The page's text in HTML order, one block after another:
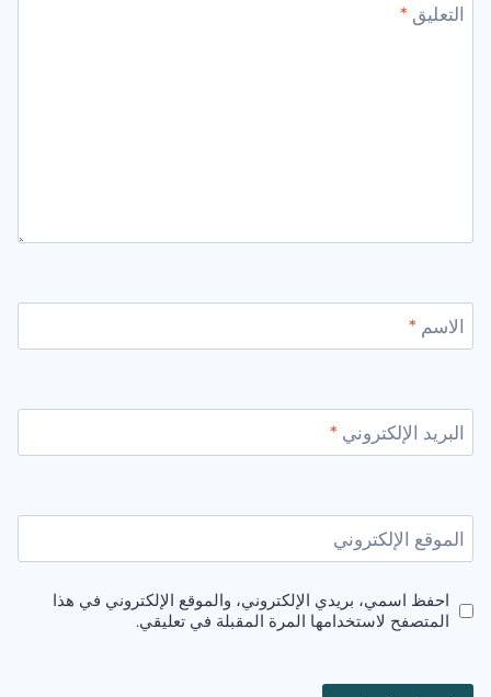
التعليق *
الاسم *
البريد الإلكتروني *
الموقع الإلكتروني
احفظ اسمي، بريدي الإلكتروني، والموقع الإلكتروني في هذا
المتصفح لاستخدامها المرة المقبلة في تعليقي.